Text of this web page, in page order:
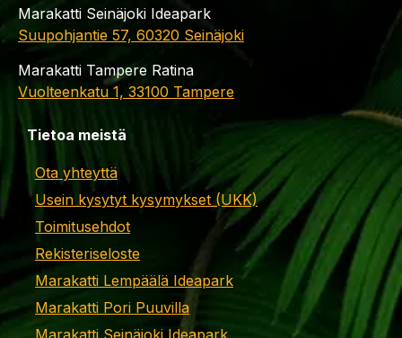
Marakatti Seinäjoki Ideapark
Suupohjantie 57, 60320 Seinäjoki
Marakatti Tampere Ratina
Vuolteenkatu 1, 33100 Tampere
Tietoa meistä
Ota yhteyttä
Usein kysytyt kysymykset (UKK)
Toimitusehdot
Rekisteriseloste
Marakatti Lempäälä Ideapark
Marakatti Pori Puuvilla
Marakatti Seinäjoki Ideapark